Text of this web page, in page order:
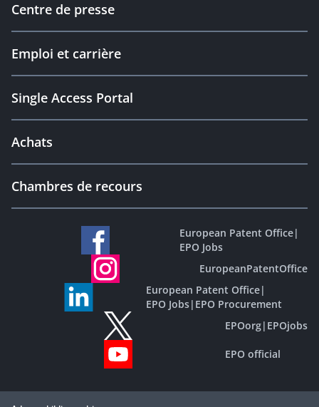
Centre de presse
Emploi et carrière
Single Access Portal
Achats
Chambres de recours
European Patent Office|
EPO Jobs
EuropeanPatentOffice
European Patent Office|
EPO Jobs| EPO Procurement
EPOorg| EPOjobs
EPO official